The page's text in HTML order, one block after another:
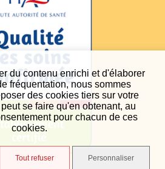
du contenu enrichi et d'élaborer
fréquentation, nous sommes
des cookies tiers sur votre
se faire qu'en obtenant, au
pour chacun de ces
cookies.
Tout refuser Personnaliser